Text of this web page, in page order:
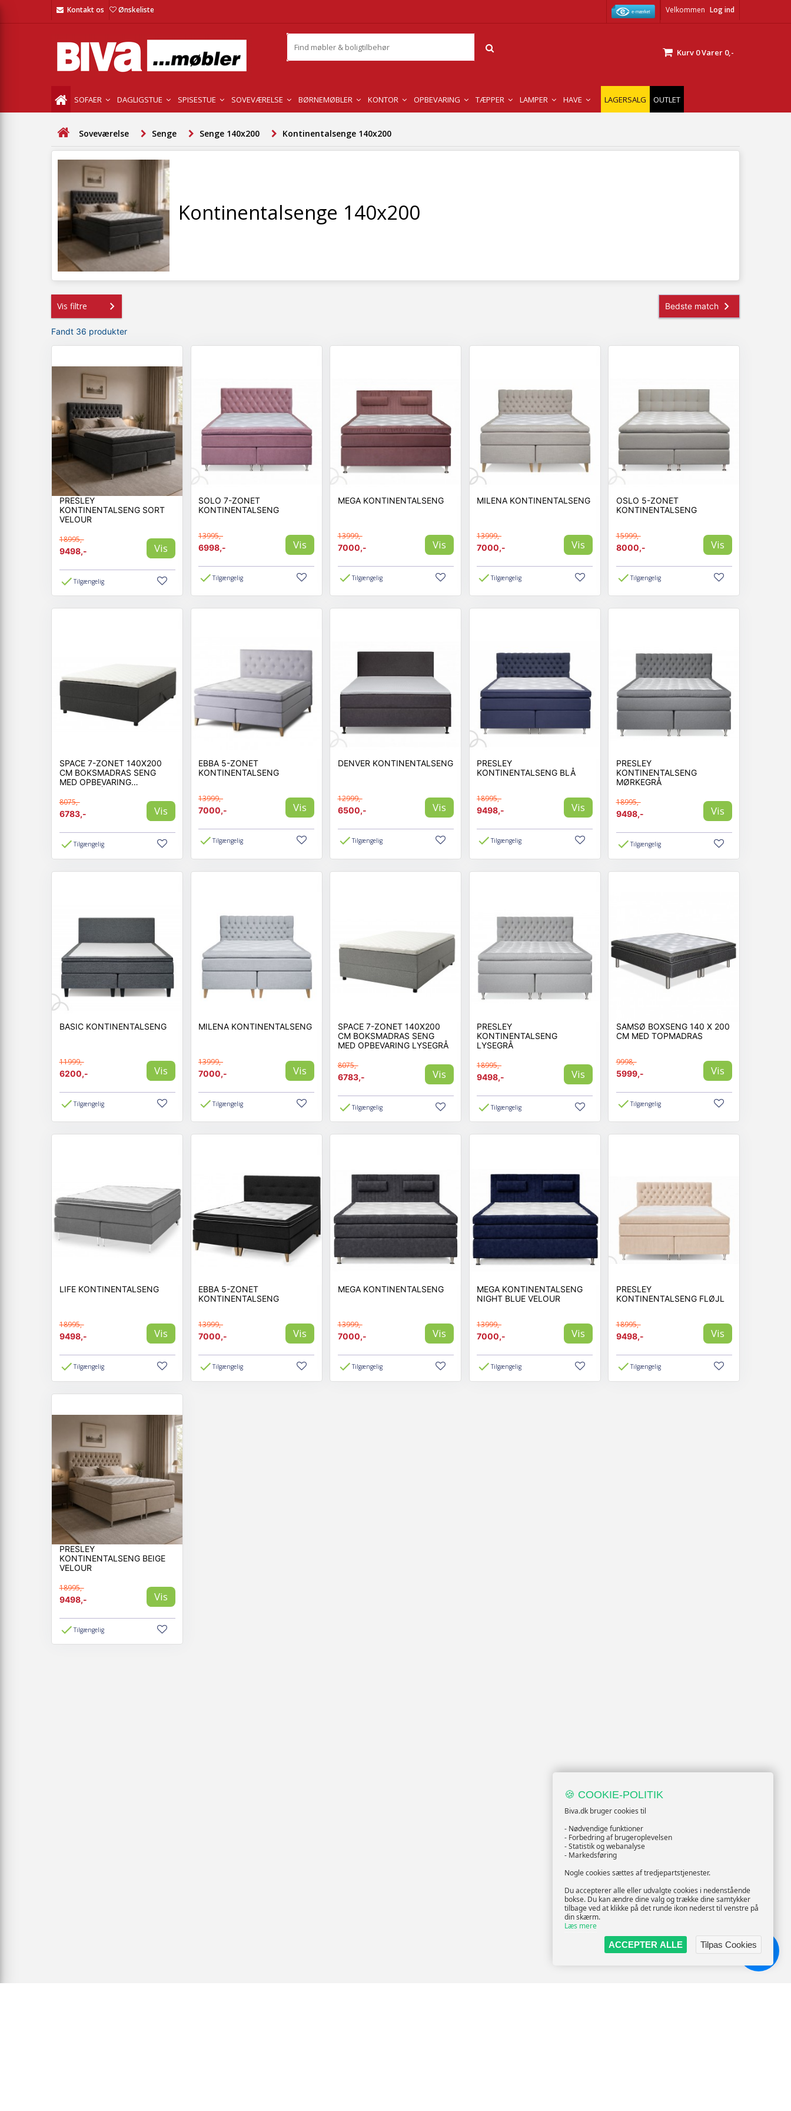
Velkommen Log ind
Kontakt os Ønskeliste
Kurv 0Varer 0,-
SOFAER DAGLIGSTUE SPISESTUE SOVEVÆRELSE BØRNEMØBLER KONTOR OPBEVARING TÆPPER LAMPER HAVE LAGERSALG OUTLET
Soveværelse Senge Senge 140x200 Kontinentalsenge 140x200
Kontinentalsenge 140x200
Vis filtre
Fandt 36 produkter
PRESLEY
KONTINENTALSENG SORT
VELOUR
18995,-
9498,-
Vis
Tilgængelig
SOLO 7-ZONET
KONTINENTALSENG
13995,-
6998,-
Vis
Tilgængelig
MEGA KONTINENTALSENG
13999,-
7000,-
Vis
Tilgængelig
MILENA KONTINENTALSENG
13999,-
7000,-
Vis
Tilgængelig
OSLO 5-ZONET
KONTINENTALSENG
15999,-
8000,-
Vis
Tilgængelig
SPACE 7-ZONET 140X200
CM BOKSMADRAS SENG
MED OPBEVARING
8075,-
6783,-
Vis
Tilgængelig
EBBA 5-ZONET
KONTINENTALSENG
13999,-
7000,-
Vis
Tilgængelig
DENVER KONTINENTALSENG
12999,-
6500,-
Vis
Tilgængelig
PRESLEY
KONTINENTALSENG BLÅ
18995,-
9498,-
Vis
Tilgængelig
PRESLEY
KONTINENTALSENG
MØRKEGRÅ
18995,-
9498,-
Vis
Tilgængelig
BASIC KONTINENTALSENG
11999,-
6200,-
Vis
Tilgængelig
MILENA KONTINENTALSENG
13999,-
7000,-
Vis
Tilgængelig
SPACE 7-ZONET 140X200
CM BOKSMADRAS SENG
MED OPBEVARING LYSEGRÅ
8075,-
6783,-
Vis
Tilgængelig
PRESLEY
KONTINENTALSENG
LYSEGRÅ
18995,-
9498,-
Vis
Tilgængelig
SAMSØ BOXSENG 140 X 200
CM MED TOPMADRAS
9998,-
5999,-
Vis
Tilgængelig
LIFE KONTINENTALSENG
18995,-
9498,-
Vis
Tilgængelig
EBBA 5-ZONET
KONTINENTALSENG
13999,-
7000,-
Vis
Tilgængelig
MEGA KONTINENTALSENG
13999,-
7000,-
Vis
Tilgængelig
MEGA KONTINENTALSENG
NIGHT BLUE VELOUR
13999,-
7000,-
Vis
Tilgængelig
PRESLEY
KONTINENTALSENG FLØJL
18995,-
9498,-
Vis
Tilgængelig
PRESLEY
KONTINENTALSENG BEIGE
VELOUR
18995,-
9498,-
Vis
Tilgængelig
🍪 COOKIE-POLITIK
Biva.dk bruger cookies til
- Nødvendige funktioner
- Forbedring af brugeroplevelsen
- Statistik og webanalyse
- Markedsføring
Nogle cookies sættes af tredjepartstjenester.
Du accepterer alle eller udvalgte cookies i nedenstående
bokse. Du kan ændre dine valg og trække dine samtykker
tilbage ved at klikke på det runde ikon nederst til venstre på
din skærm.
Læs mere
ACCEPTER ALLE
Tilpas Cookies